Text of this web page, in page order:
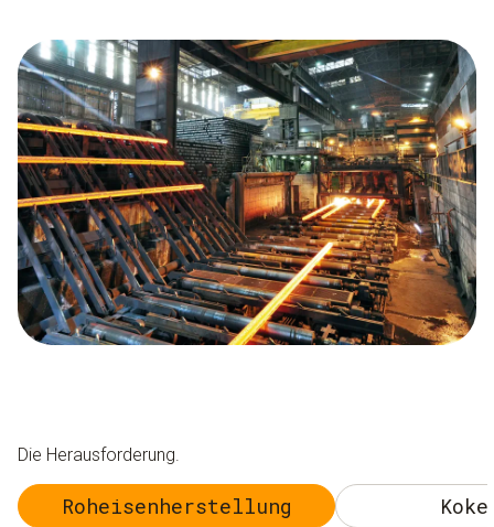
Die Herausforderung.
Roheisenherstellung